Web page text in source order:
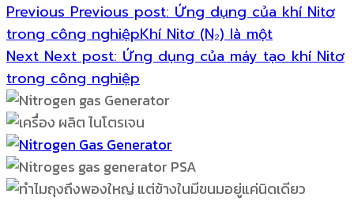
Previous Previous post: Ứng dụng của khí Nitơ
trong công nghiệpKhí Nitơ (N₂) là một
Next Next post: Ứng dụng của máy tạo khí Nitơ
trong công nghiệp